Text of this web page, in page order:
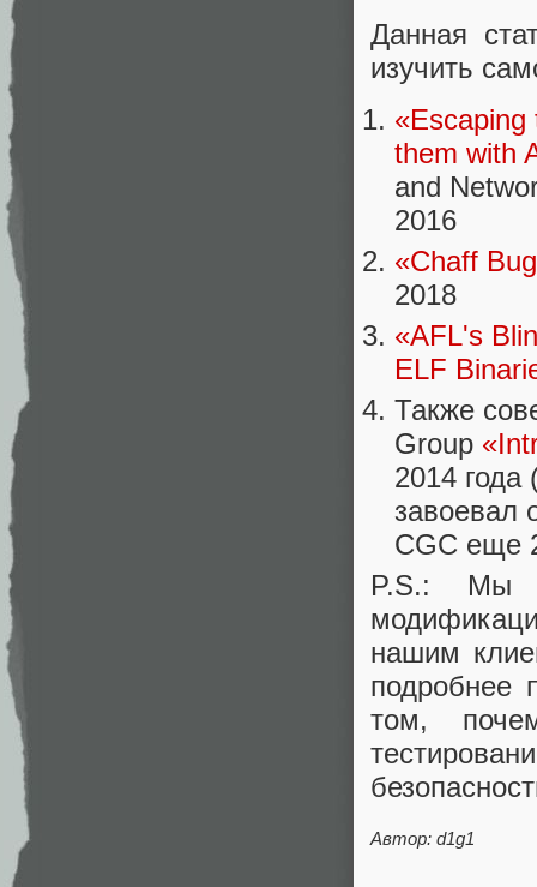
Данная
изучить
«Escaping
them with
and
2016
«Chaff
2018
«AFL's
ELF
Также
Group
2014
завоевал
CGC еще
P.S.: Мы
нашим
подробнее
том,
Автор: d1g1